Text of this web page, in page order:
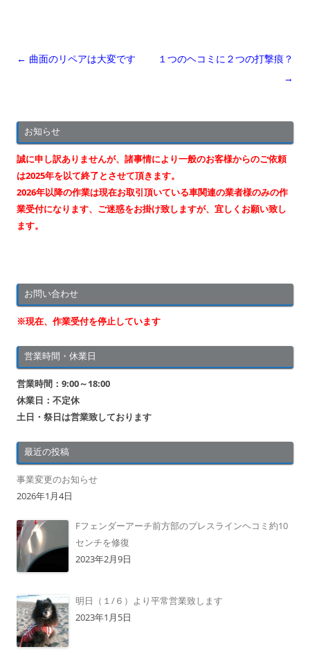
投
ゲ
ー
シ
ョ
ン
← 曲面のリペアは大変です
１つのヘコミに２つの打撃痕？
→
お知らせ
誠に申し訳ありませんが、諸事情により一般のお客様からのご依頼
は2025年を以て終了とさせて頂きます。
2026年以降の作業は現在お取引頂いている車関連の業者様のみの作
業受付になります、ご迷惑をお掛け致しますが、宜しくお願い致し
ます。
お問い合わせ
※現在、作業受付を停止しています
営業時間・休業日
営業時間：9:00～18:00
休業日：不定休
土日・祭日は営業致しております
最近の投稿
事業変更のお知らせ
2026年1月4日
Fフェンダーアーチ前方部のプレスラインヘコミ約10
センチを修復
2023年2月9日
明日（１/６）より平常営業致します
2023年1月5日